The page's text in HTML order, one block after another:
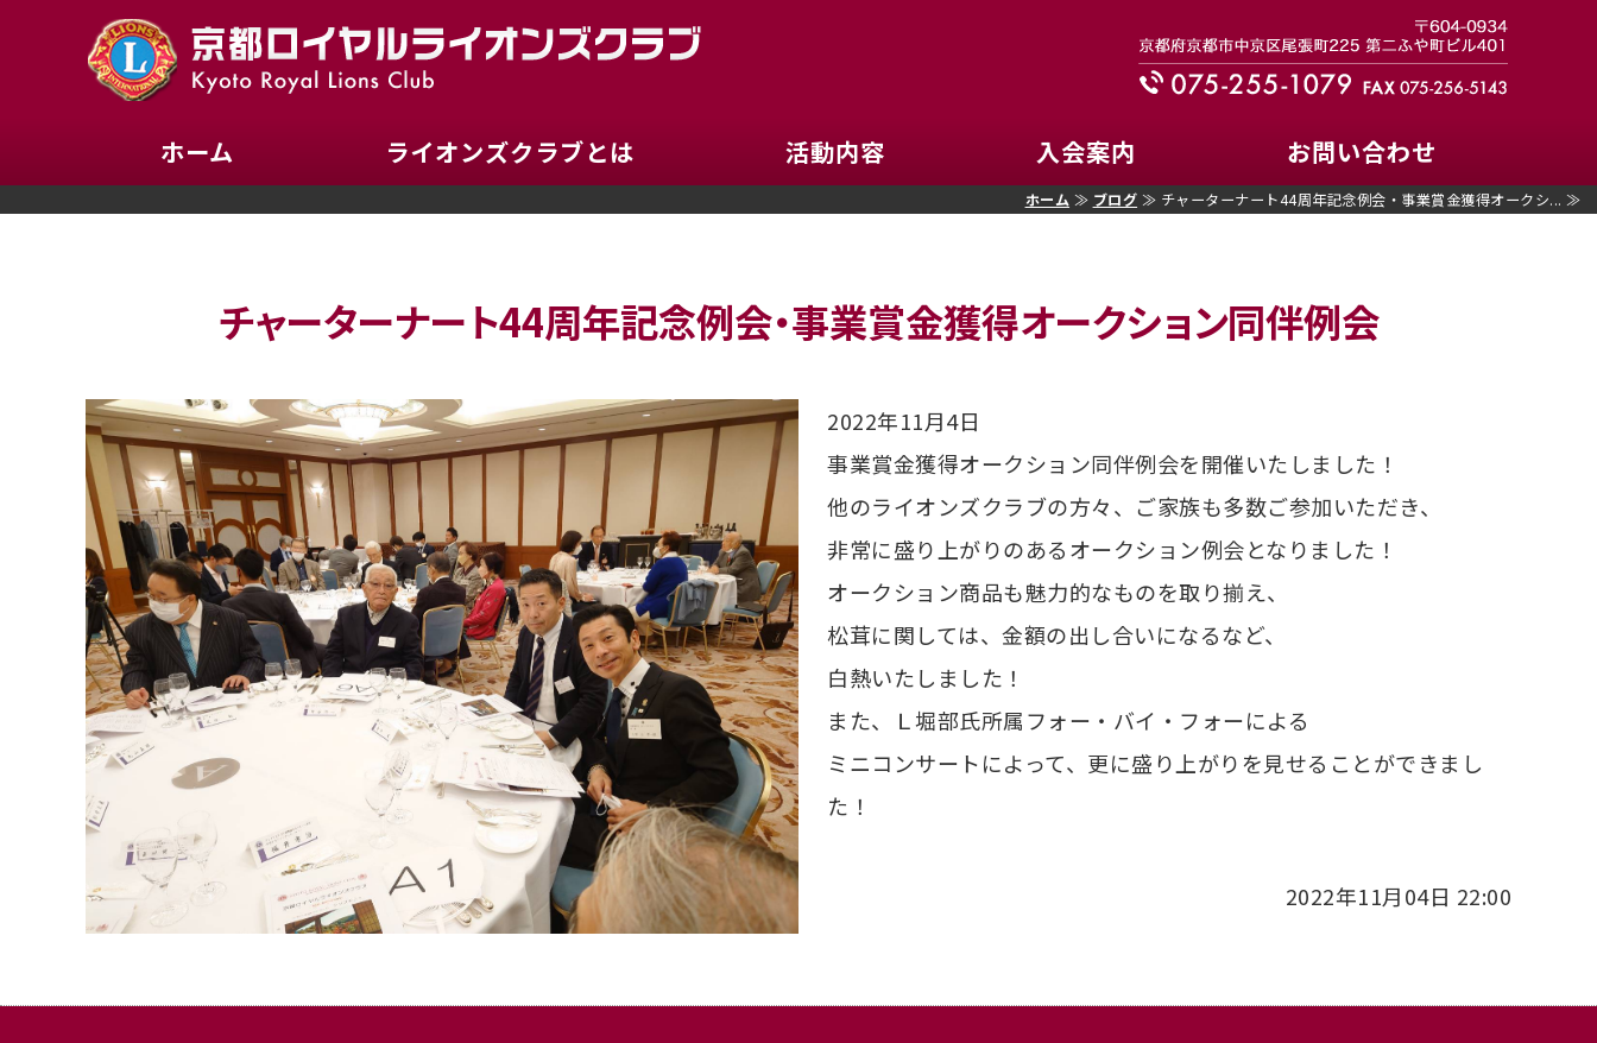
京都ロイヤルライオンズクラブ｜335-C地区
ホーム ライオンズクラブとは 活動内容 入会案内 お問い合わせ
ホーム ≫ ブログ ≫ チャーターナート44周年記念例会・事業賞金獲得オークシ... ≫
チャーターナート44周年記念例会・事業賞金獲得オークション同伴例会
2022年11月4日
事業賞金獲得オークション同伴例会を開催いたしました！
他のライオンズクラブの方々、ご家族も多数ご参加いただき、
非常に盛り上がりのあるオークション例会となりました！
オークション商品も魅力的なものを取り揃え、
松茸に関しては、金額の出し合いになるなど、
白熱いたしました！
また、Ｌ堀部氏所属フォー・バイ・フォーによる
ミニコンサートによって、更に盛り上がりを見せることができまし
た！
2022年11月04日 22:00